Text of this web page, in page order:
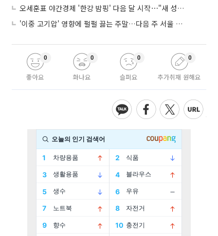
오세훈표 야간경제 '한강 밤핑' 다음 달 시작⋯"새 성장동력 만들 것"
'이중 고기압' 영향에 펄펄 끓는 주말…다음 주 서울 포함 서쪽이 더 덥다
좋아요
0
화나요
0
슬퍼요
0
추가취재 원해요
0